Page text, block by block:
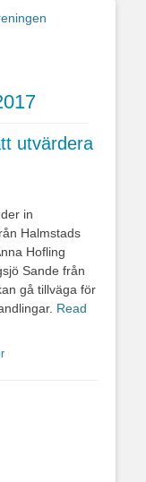
utvärdera
in
Halmstads
Hofling
Sande från
gå tillväga för
Read